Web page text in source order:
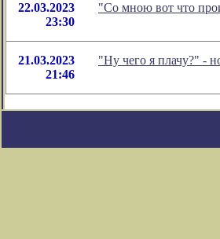
22.03.2023
23:30
"Со мною вот что
21.03.2023
21:46
"Ну чего я плачу?" -